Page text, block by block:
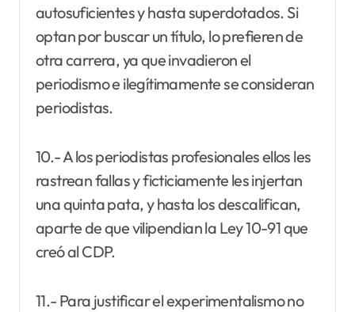
autosuficientes y hasta superdotados. Si
optan por buscar un título, lo prefieren de
otra carrera, ya que invadieron el
periodismo e ilegítimamente se consideran
periodistas.
10.- A los periodistas profesionales ellos les
rastrean fallas y ficticiamente les injertan
una quinta pata, y hasta los descalifican,
aparte de que vilipendian la Ley 10-91 que
creó al CDP.
11.- Para justificar el experimentalismo no